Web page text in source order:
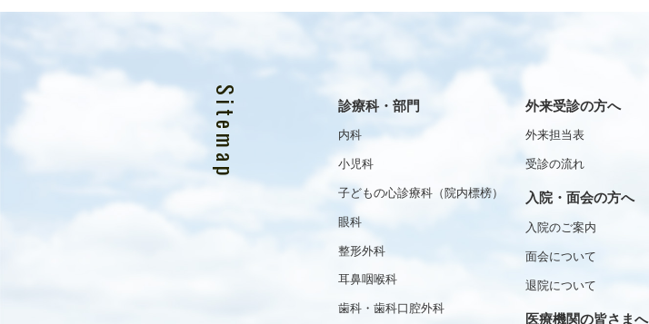
Sitemap 診療科・部門
内科
小児科
子どもの心診療科（院内標榜）
眼科
整形外科
耳鼻咽喉科
歯科・歯科口腔外科
外来受診の方へ
外来担当表
受診の流れ
入院・面会の方へ
入院のご案内
面会について
退院について
医療機関の皆さまへ